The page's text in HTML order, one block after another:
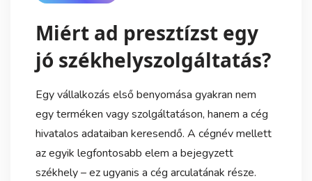
Miért ad presztízst egy
jó székhelyszolgáltatás?
Egy vállalkozás első benyomása gyakran nem
egy terméken vagy szolgáltatáson, hanem a cég
hivatalos adataiban keresendő. A cégnév mellett
az egyik legfontosabb elem a bejegyzett
székhely – ez ugyanis a cég arculatának része.